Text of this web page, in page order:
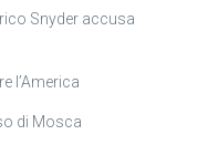
Snyder accusa
l’America
di Mosca